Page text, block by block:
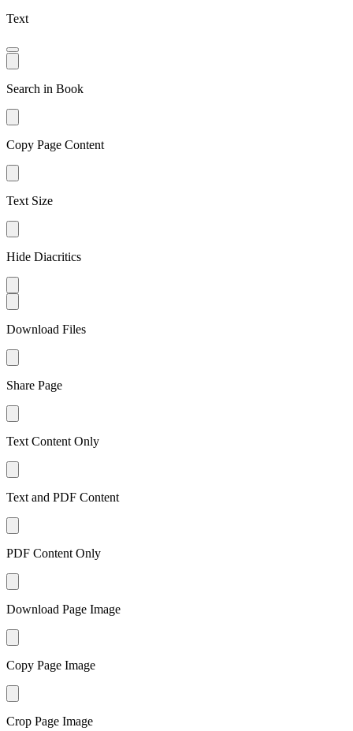
Text
Search in Book
Copy Page Content
Text Size
Hide Diacritics
Download Files
Share Page
Text Content Only
Text and PDF Content
PDF Content Only
Download Page Image
Copy Page Image
Crop Page Image